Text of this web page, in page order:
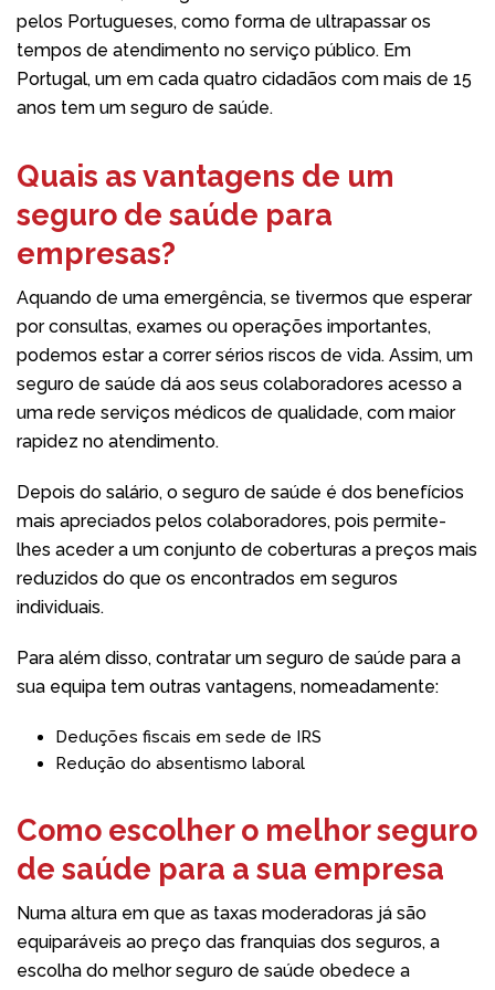
pelos Portugueses, como forma de ultrapassar os
tempos de atendimento no serviço público. Em
Portugal, um em cada quatro cidadãos com mais de 15
anos tem um seguro de saúde.
Quais as vantagens de um
seguro de saúde para
empresas?
Aquando de uma emergência, se tivermos que esperar
por consultas, exames ou operações importantes,
podemos estar a correr sérios riscos de vida. Assim, um
seguro de saúde dá aos seus colaboradores acesso a
uma rede serviços médicos de qualidade, com maior
rapidez no atendimento.
Depois do salário, o seguro de saúde é dos benefícios
mais apreciados pelos colaboradores, pois permite-
lhes aceder a um conjunto de coberturas a preços mais
reduzidos do que os encontrados em seguros
individuais.
Para além disso, contratar um seguro de saúde para a
sua equipa tem outras vantagens, nomeadamente:
Deduções fiscais em sede de IRS
Redução do absentismo laboral
Como escolher o melhor seguro
de saúde para a sua empresa
Numa altura em que as taxas moderadoras já são
equiparáveis ao preço das franquias dos seguros, a
escolha do melhor seguro de saúde obedece a